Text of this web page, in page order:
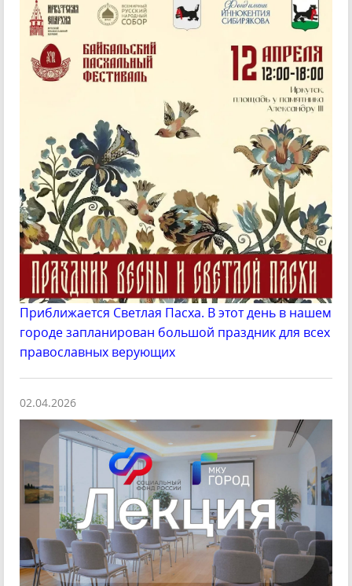
Приближается Светлая Пасха. В этот день в нашем
городе запланирован большой праздник для всех
православных верующих
02.04.2026